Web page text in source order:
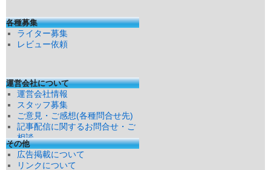
各種募集
ライター募集
レビュー依頼
運営会社について
運営会社情報
スタッフ募集
ご意見・ご感想(各種問合せ先)
記事配信に関するお問合せ・ご
相談
その他
広告掲載について
リンクについて